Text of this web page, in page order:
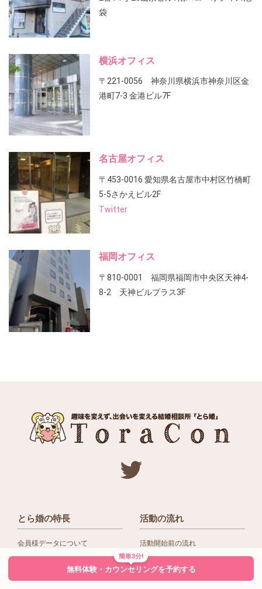
袋
横浜オフィス
〒221-0056 神奈川県横浜市神奈川区金
港町7-3 金港ビル7F
名古屋オフィス
〒453-0016 愛知県名古屋市中村区竹橋町
5-5さかえビル2F
Twitter
福岡オフィス
〒810-0001 福岡県福岡市中央区天神4-
8-2 天神ビルプラス3F
とら婚の特長
会員様データについて
活動の流れ
活動開始前の流れ
入会後の活動の流れ
簡単3分!
無料体験・カウンセリングを予約する